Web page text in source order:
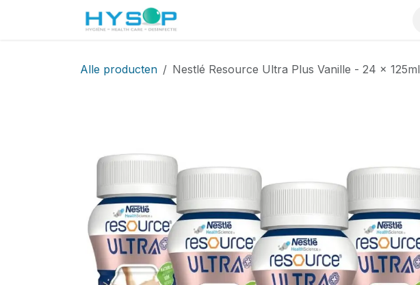
Alle producten Nestlé Resource Ultra Plus Vanille - 24 x 125ml